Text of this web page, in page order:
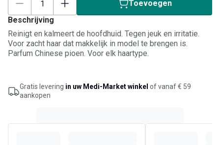
Toevoegen
Beschrijving
Reinigt en kalmeert de hoofdhuid. Tegen jeuk en irritatie.
Voor zacht haar dat makkelijk in model te brengen is.
Parfum Chinese pioen. Voor elk haartype.
Gratis levering in uw Medi-Market winkel of vanaf € 59
aankopen